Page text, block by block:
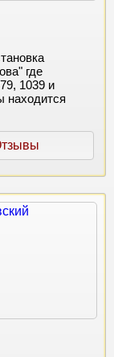
где
1039 и
находится